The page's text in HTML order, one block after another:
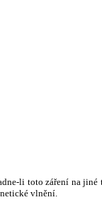
li toto záření na jiné
vlnění.